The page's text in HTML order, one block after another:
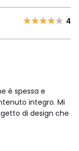
4
è spessa e
integro. Mi
di design che